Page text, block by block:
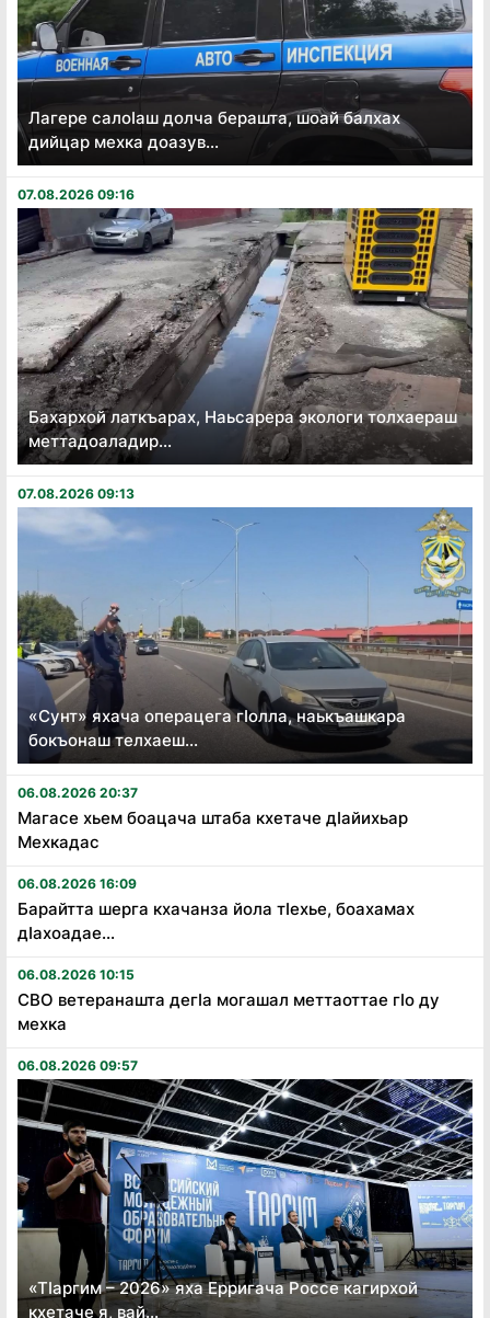
Лагере салоӏаш долча берашта, шоай балхах
дийцар мехка доазув...
07.08.2026 09:16
Бахархой латкъарах, Наьсарера экологи толхаераш
меттадоаладир...
07.08.2026 09:13
«Сунт» яхача операцега гӏолла, наькъашкара
бокъонаш телхаеш...
06.08.2026 20:37
Магасе хьем боацача штаба кхетаче дӏайихьар
Мехкадас
06.08.2026 16:09
Барайтта шерга кхачанза йола тӏехье, боахамах
дӏахоадае...
06.08.2026 10:15
СВО ветеранашта дегӏа могашал меттаоттае гӏо ду
мехка
06.08.2026 09:57
«Тӏаргим – 2026» яха Ерригача Россе кагирхой
кхетаче я, вай...